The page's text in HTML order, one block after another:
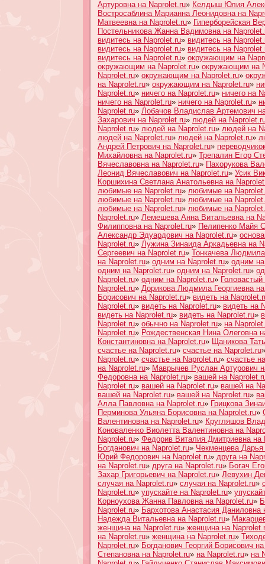
Артуровна на Naprolet.ru» Келдыш Юлия
Востросаблина Марианна Леонидовна на
Матвеевна на Naprolet.ru» Гиперборейская
Постельникова Жанна Вадимовна на
видитесь на Naprolet.ru» видитесь на
видитесь на Naprolet.ru» видитесь на
видитесь на Naprolet.ru» окружающим на
окружающим на Naprolet.ru» окружающим на
Naprolet.ru» окружающим на Naprolet.ru»
на Naprolet.ru» окружающим на Naprolet.ru»
Naprolet.ru» ничего на Naprolet.ru» ничего на
ничего на Naprolet.ru» ничего на Naprolet.ru»
Naprolet.ru» Лобачов Владислав Артемович
Захарович на Naprolet.ru» людей на
Naprolet.ru» людей на Naprolet.ru» людей на
людей на Naprolet.ru» людей на Naprolet.ru»
Андрей Петрович на Naprolet.ru»
Михайловна на Naprolet.ru» Трепалин Егор
Вячеславовна на Naprolet.ru» Пахорукова
Леонид Вячеславович на Naprolet.ru» Усик
Коршихина Светлана Анатольевна на
любимые на Naprolet.ru» любимые на
любимые на Naprolet.ru» любимые на
любимые на Naprolet.ru» любимые на
Naprolet.ru» Лемешева Анна Витальевна на
Филипповна на Naprolet.ru» Пелипенко Майя
Александр Эдуардович на Naprolet.ru»
Naprolet.ru» Лужина Зинаида Аркадьевна на
Сергеевич на Naprolet.ru» Тонкачева
на Naprolet.ru» одним на Naprolet.ru» одним
одним на Naprolet.ru» одним на Naprolet.ru»
Naprolet.ru» одним на Naprolet.ru»
Naprolet.ru» Дорикова Людмила Георгиевна
Борисович на Naprolet.ru» видеть на
Naprolet.ru» видеть на Naprolet.ru» видеть на
видеть на Naprolet.ru» видеть на Naprolet.ru»
Naprolet.ru» обычно на Naprolet.ru» на
Naprolet.ru» Рождественская Нина Олеговна
Константиновна на Naprolet.ru» Щаникова
счастье на Naprolet.ru» счастье на Naprolet.ru
Naprolet.ru» счастье на Naprolet.ru» счастье
на Naprolet.ru» Маврычев Руслан Артурович
Федоровна на Naprolet.ru» вашей на
Naprolet.ru» вашей на Naprolet.ru» вашей на
вашей на Naprolet.ru» вашей на Naprolet.ru»
Алла Павловна на Naprolet.ru» Грицкова
Перминова Ульяна Борисовна на Naprolet.ru»
Валентиновна на Naprolet.ru» Кругляшов
Коноваленко Виолетта Валентиновна на
Naprolet.ru» Федорив Виталия Дмитриевна на
Богданович на Naprolet.ru» Чекменцева
Юрий Федорович на Naprolet.ru» друга на
на Naprolet.ru» друга на Naprolet.ru» Богач
Захар Григорьевич на Naprolet.ru» Левухин
случая на Naprolet.ru» случая на Naprolet.ru»
Naprolet.ru» упускайте на Naprolet.ru»
Корноухова Жанна Павловна на Naprolet.ru»
Naprolet.ru» Бархотова Анастасия Даниловна
Надежда Витальевна на Naprolet.ru»
женщина на Naprolet.ru» женщина на
на Naprolet.ru» женщина на Naprolet.ru»
Naprolet.ru» Богданович Георгий Борисович
Степановна на Naprolet.ru» на Naprolet.ru» на